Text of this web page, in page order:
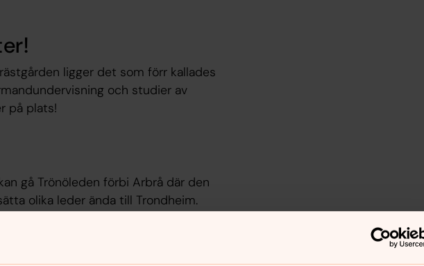
ligger det som förr kallades
och studier av
på plats!
gå Trönöleden förbi Arbrå där den
olika leder ända till Trondheim.
mot Enånger och fortsätta
Helgonleden.